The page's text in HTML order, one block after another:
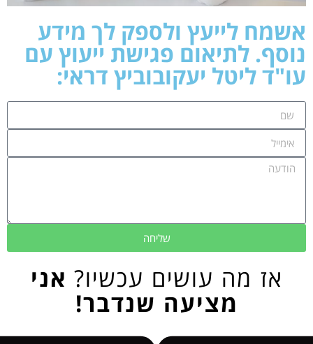
אשמח לייעץ ולספק לך מידע
נוסף. לתיאום פגישת ייעוץ עם
עו"ד ליטל יעקובוביץ דראי:
שליחה
אז מה עושים עכשיו? אני
מציעה שנדבר!